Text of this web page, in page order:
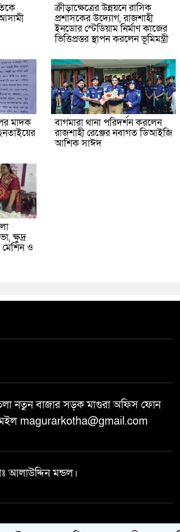
ক্রীড়াক্ষেত্রের উন্নয়নে রাসিক
প্রশাসকের উদ্যোগ, রাজশাহী
ইনডোর স্টেডিয়াম নির্মাণ কাজের
ভিত্তিপ্রস্তর স্থাপন করলেন ভূমিমন্ত্রী
মাদক বাগমারা থানা পরিদর্শন করলেন
রাজশাহী রেঞ্জের নবাগত ডিআইজি
আশিক সাঈদ
ক্ষুদ্র
মেশিন ও
তলা নতুন বাজার সড়ক মাগুরা অফিস ফোন
magurarkotha@gmail.com
আলাউদ্দিন মন্ডল।